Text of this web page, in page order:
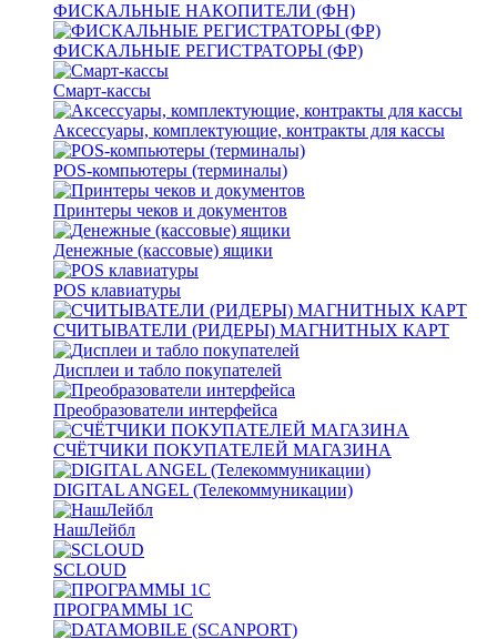
ФИСКАЛЬНЫЕ НАКОПИТЕЛИ (ФН)
ФИСКАЛЬНЫЕ РЕГИСТРАТОРЫ (ФР)
Смарт-кассы
Аксессуары, комплектующие, контракты для кассы
POS-компьютеры (терминалы)
Принтеры чеков и документов
Денежные (кассовые) ящики
POS клавиатуры
СЧИТЫВАТЕЛИ (РИДЕРЫ) МАГНИТНЫХ КАРТ
Дисплеи и табло покупателей
Преобразователи интерфейса
СЧЁТЧИКИ ПОКУПАТЕЛЕЙ МАГАЗИНА
DIGITAL ANGEL (Телекоммуникации)
НашЛейбл
SCLOUD
ПРОГРАММЫ 1С